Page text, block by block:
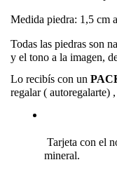
Medida piedra: 1,5 cm
Todas las piedras son
y el tono a la imagen,
Lo recibís con un
regalar ( autoregalarte)
mineral.